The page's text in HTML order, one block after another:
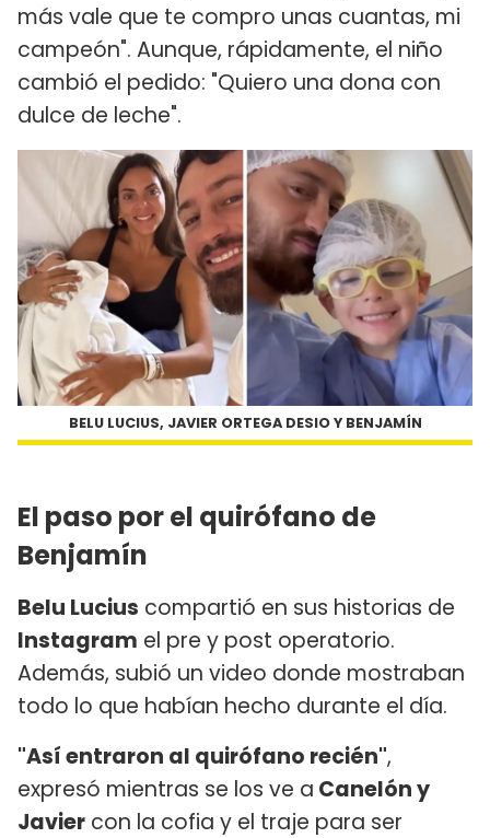
más vale que te compro unas cuantas, mi
campeón". Aunque, rápidamente, el niño
cambió el pedido: "Quiero una dona con
dulce de leche".
BELU LUCIUS, JAVIER ORTEGA DESIO Y BENJAMÍN
El paso por el quirófano de
Benjamín
Belu Lucius compartió en sus historias de
Instagram el pre y post operatorio.
Además, subió un video donde mostraban
todo lo que habían hecho durante el día.
"Así entraron al quirófano recién",
expresó mientras se los ve a Canelón y
Javier con la cofia y el traje para ser